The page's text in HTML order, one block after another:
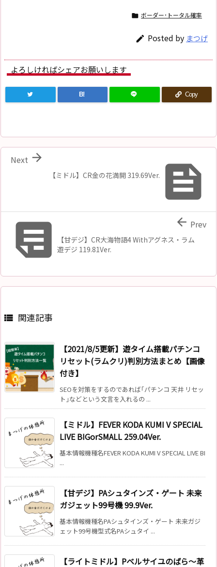
 ボーダー･トータル確率
 Posted by まつげ
よろしければシェアお願いします
B! Copy

【ミドル】CR金の花満開 319.69Ver.

Next
 【甘デジ】CR大海物語4 Withアグネス・ラム
遊デジ 119.81Ver.
 Prev
 関連記事
【2021/8/5更新】遊タイム搭載パチンコ
リセット(ラムクリ)判別方法まとめ【画像
付き】
SEOを対策をするのであれば｢パチンコ 天井 リセッ
ト｣などという文言を入れるの ...
【ミドル】FEVER KODA KUMI V SPECIAL
LIVE BIGorSMALL 259.04Ver.
基本情報機種名FEVER KODA KUMI V SPECIAL LIVE BI
...
【甘デジ】PAシュタインズ・ゲート 未来
ガジェット99号機 99.9Ver.
基本情報機種名PAシュタインズ・ゲート 未来ガジ
ェット99号機型式名PAシュタイ ...
【ライトミドル】Pベルサイユのばら〜革